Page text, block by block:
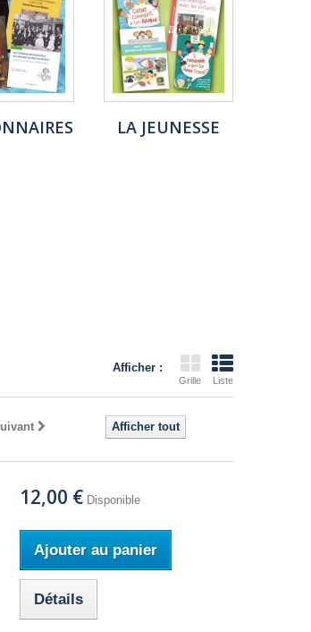
LA JEUNESSE
Afficher :
Grille Liste
Afficher tout
12,00 € Disponible
Ajouter au panier
Détails